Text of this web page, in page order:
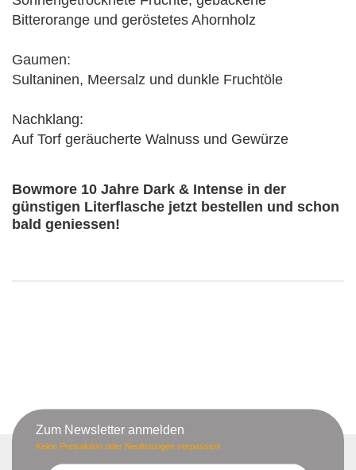
Bitterorange und geröstetes Ahornholz
Gaumen:
Sultaninen, Meersalz und dunkle Fruchtöle
Nachklang:
Auf Torf geräucherte Walnuss und Gewürze
Bowmore 10 Jahre Dark & Intense in der
günstigen Literflasche jetzt bestellen und schon
bald geniessen!
Zum Newsletter anmelden
Keine Preisaktion oder Neulistungen verpassen!